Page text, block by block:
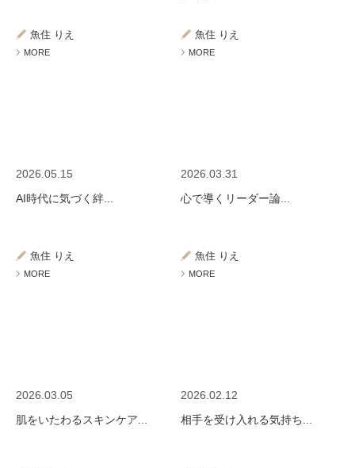
魚住 りえ
MORE
魚住 りえ
MORE
2026.05.15
AI時代に気づく絆...
魚住 りえ
MORE
2026.03.31
心で導くリーダー論...
魚住 りえ
MORE
2026.03.05
肌をいたわるスキンケア...
2026.02.12
相手を受け入れる気持ち...